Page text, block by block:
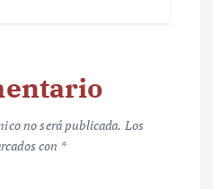
no será publicada. Los
con *